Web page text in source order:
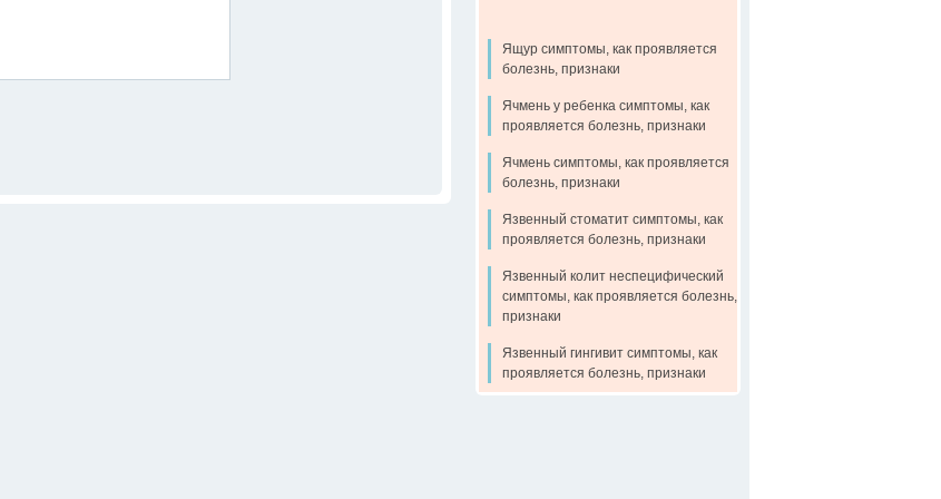
Ящур симптомы, как проявляется
болезнь, признаки
Ячмень у ребенка симптомы, как
проявляется болезнь, признаки
Ячмень симптомы, как проявляется
болезнь, признаки
Язвенный стоматит симптомы, как
проявляется болезнь, признаки
Язвенный колит неспецифический
симптомы, как проявляется болезнь,
признаки
Язвенный гингивит симптомы, как
проявляется болезнь, признаки